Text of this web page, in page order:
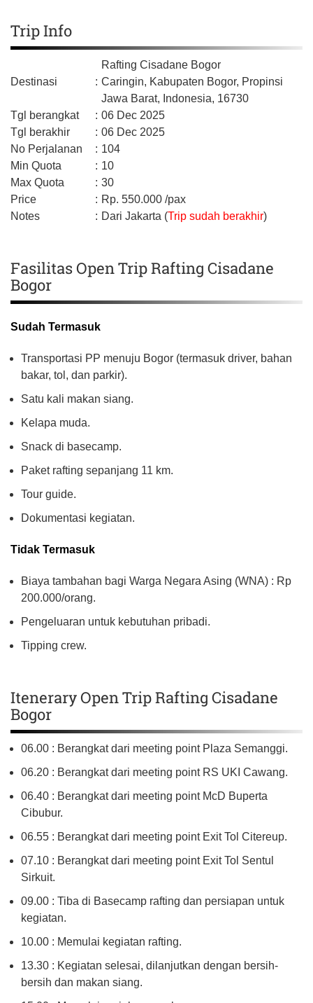
Trip Info
Destinasi :
Rafting Cisadane Bogor
Caringin, Kabupaten Bogor, Propinsi
Jawa Barat, Indonesia, 16730
Tgl berangkat
: 06 Dec 2025
Tgl berakhir
: 06 Dec 2025
No Perjalanan
: 104
Min Quota
: 10
Max Quota
: 30
Price
: Rp. 550.000 /pax
Notes
: Dari Jakarta (Trip sudah berakhir)
Fasilitas Open Trip Rafting Cisadane
Bogor
Sudah Termasuk
Transportasi PP menuju Bogor (termasuk driver, bahan
bakar, tol, dan parkir).
Satu kali makan siang.
Kelapa muda.
Snack di basecamp.
Paket rafting sepanjang 11 km.
Tour guide.
Dokumentasi kegiatan.
Tidak Termasuk
Biaya tambahan bagi Warga Negara Asing (WNA) : Rp
200.000/orang.
Pengeluaran untuk kebutuhan pribadi.
Tipping crew.
Itenerary Open Trip Rafting Cisadane
Bogor
06.00 : Berangkat dari meeting point Plaza Semanggi.
06.20 : Berangkat dari meeting point RS UKI Cawang.
06.40 : Berangkat dari meeting point McD Buperta
Cibubur.
06.55 : Berangkat dari meeting point Exit Tol Citereup.
07.10 : Berangkat dari meeting point Exit Tol Sentul
Sirkuit.
09.00 : Tiba di Basecamp rafting dan persiapan untuk
kegiatan.
10.00 : Memulai kegiatan rafting.
13.30 : Kegiatan selesai, dilanjutkan dengan bersih-
bersih dan makan siang.